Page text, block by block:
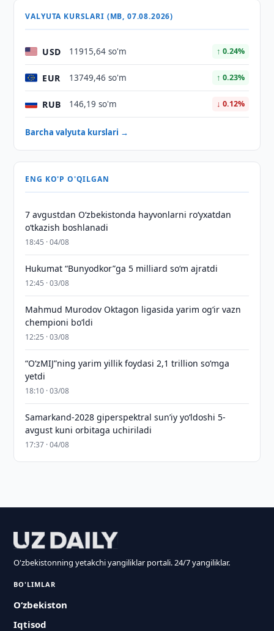
VALYUTA KURSLARI (MB, 07.08.2026)
USD 11915,64 so'm ↑ 0.24%
EUR 13749,46 so'm ↑ 0.23%
RUB 146,19 so'm ↓ 0.12%
Barcha valyuta kurslari →
ENG KO'P O'QILGAN
7 avgustdan O‘zbekistonda hayvonlarni ro‘yxatdan
o‘tkazish boshlanadi
18:45 · 04/08
Hukumat “Bunyodkor”ga 5 milliard so‘m ajratdi
12:45 · 03/08
Mahmud Murodov Oktagon ligasida yarim og‘ir vazn
chempioni bo‘ldi
12:25 · 03/08
“O‘zMIJ”ning yarim yillik foydasi 2,1 trillion so‘mga
yetdi
18:10 · 03/08
Samarkand-2028 giperspektral sun’iy yo‘ldoshi 5-
avgust kuni orbitaga uchiriladi
17:37 · 04/08
O'zbekistonning yetakchi yangiliklar portali. 24/7 yangiliklar.
BO'LIMLAR
O‘zbekiston
Iqtisod